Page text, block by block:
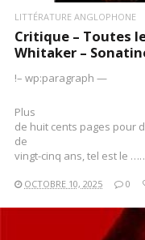
LITTÉRATURE ANGLOPHONE
Critique – Toutes
Whitaker –
!– wp:paragraph —
Plus
de huit cents pages pour
de
vingt-cinq ans, tel est le
OCTOBRE 10, 2025 0